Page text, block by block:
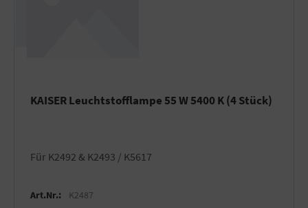
KAISER Leuchtstofflampe 55 W 5400 K (4 Stück)
für K2492 & K2493 / K5617
Art.Nr.: K2487